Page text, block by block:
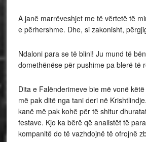
A janë marrëveshjet me të vërtetë të
e përhershme. Dhe, si zakonisht,
Ndaloni para se të blini! Ju mund të
domethënëse për pushime pa blerë të
Dita e Falënderimeve bie më vonë
më pak ditë nga tani deri në
kanë më pak kohë për të shitur
festave. Kjo ka bërë që analistët të
kompanitë do të vazhdojnë të ofrojnë